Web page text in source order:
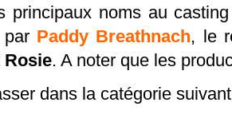
principaux noms au
par Paddy Breathnach, le
Rosie. A noter que les
dans la catégorie